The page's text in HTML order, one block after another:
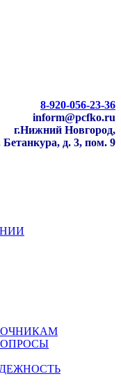
8-920-056-23-36
inform@pcfko.ru
г.Нижний Новгород,
Бетанкура, д. 3, пом. 9